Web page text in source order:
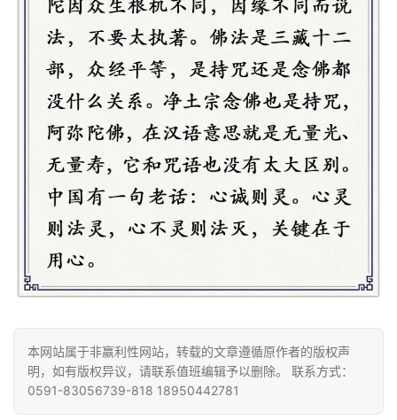
录
佛
登录 注册
本网站属于非赢利性网站，转载的文章遵循原作者的版权声
明，如有版权异议，请联系值班编辑予以删除。 联系方式：
0591-83056739-818 18950442781